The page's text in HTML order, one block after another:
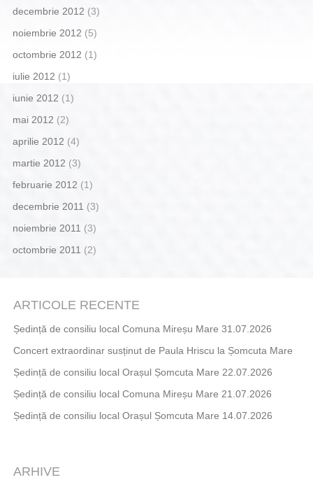
decembrie 2012 (3)
noiembrie 2012 (5)
octombrie 2012 (1)
iulie 2012 (1)
iunie 2012 (1)
mai 2012 (2)
aprilie 2012 (4)
martie 2012 (3)
februarie 2012 (1)
decembrie 2011 (3)
noiembrie 2011 (3)
octombrie 2011 (2)
ARTICOLE RECENTE
Ședință de consiliu local Comuna Mireșu Mare 31.07.2026
Concert extraordinar susținut de Paula Hriscu la Șomcuta Mare
Ședință de consiliu local Orașul Șomcuta Mare 22.07.2026
Ședință de consiliu local Comuna Mireșu Mare 21.07.2026
Ședință de consiliu local Orașul Șomcuta Mare 14.07.2026
ARHIVE